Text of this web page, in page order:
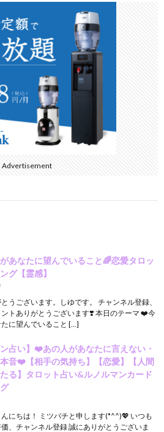
Advertisement
あなたに望んでいること🌈恋愛タロッ
グ【霊感】
うございます。しゆです。 チャンネル登録、
トありがとうございます❣️ 本日のテーマ ❤️今
に望んでいること […]
ン占い】❤️あの人があなたに言えない・
音❤️【相手の気持ち】【恋愛】【人間
る】タロット占い&ルノルマンカード
にちは！ ミツバチと申します(*^^)💖 いつも
、チャンネル登録 誠にありがとうございま